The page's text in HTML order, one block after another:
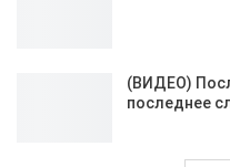
(ВИДЕО)
последнее